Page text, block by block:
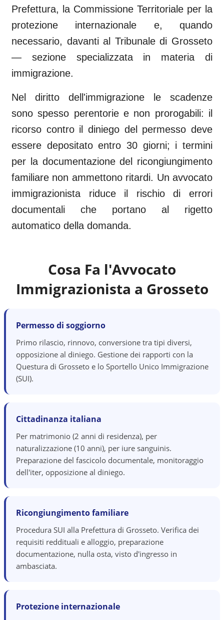
Prefettura, la Commissione Territoriale per la
protezione internazionale e, quando
necessario, davanti al Tribunale di Grosseto
— sezione specializzata in materia di
immigrazione.
Nel diritto dell'immigrazione le scadenze
sono spesso perentorie e non prorogabili: il
ricorso contro il diniego del permesso deve
essere depositato entro 30 giorni; i termini
per la documentazione del ricongiungimento
familiare non ammettono ritardi. Un avvocato
immigrazionista riduce il rischio di errori
documentali che portano al rigetto
automatico della domanda.
Cosa Fa l'Avvocato
Immigrazionista a Grosseto
Permesso di soggiorno
Primo rilascio, rinnovo, conversione tra tipi diversi,
opposizione al diniego. Gestione dei rapporti con la
Questura di Grosseto e lo Sportello Unico Immigrazione
(SUI).
Cittadinanza italiana
Per matrimonio (2 anni di residenza), per
naturalizzazione (10 anni), per iure sanguinis.
Preparazione del fascicolo documentale, monitoraggio
dell'iter, opposizione al diniego.
Ricongiungimento familiare
Procedura SUI alla Prefettura di Grosseto. Verifica dei
requisiti reddituali e alloggio, preparazione
documentazione, nulla osta, visto d'ingresso in
ambasciata.
Protezione internazionale